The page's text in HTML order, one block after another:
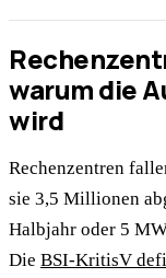
warum die
wird
Rechenzentren
sie 3,5 Millionen
Halbjahr oder 5
Die BSI-KritisV